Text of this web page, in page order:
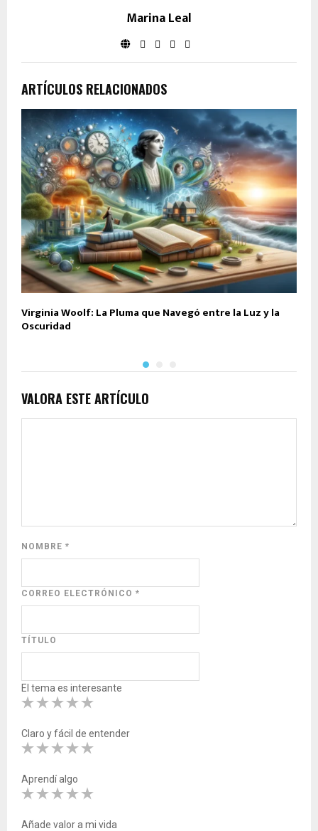
Marina Leal
ARTÍCULOS RELACIONADOS
Virginia Woolf: La Pluma que Navegó entre la Luz y la
Oscuridad
VALORA ESTE ARTÍCULO
NOMBRE *
CORREO ELECTRÓNICO *
TÍTULO
El tema es interesante
Claro y fácil de entender
Aprendí algo
Añade valor a mi vida